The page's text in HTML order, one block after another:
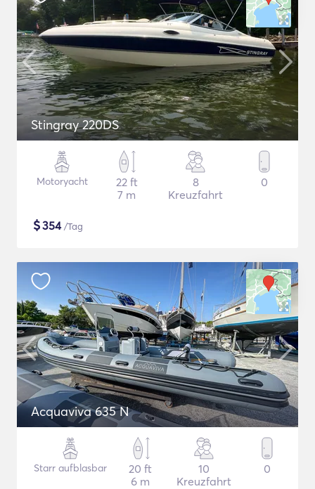
Stingray 220DS
Motoryacht
22 ft
7 m
8
Kreuzfahrt
0
$354/Tag
Acquaviva 635 N
Starr aufblasbar
20 ft
6 m
10
Kreuzfahrt
0